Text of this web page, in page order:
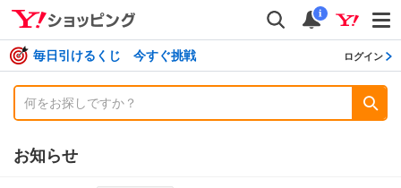
検索
通知
i
毎日引けるくじ 今すぐ挑戦 ログイン
お知らせ